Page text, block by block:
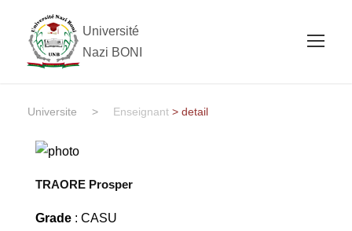
Université
Nazi BONI
Universite > Enseignant > detail
TRAORE Prosper
Grade: CASU